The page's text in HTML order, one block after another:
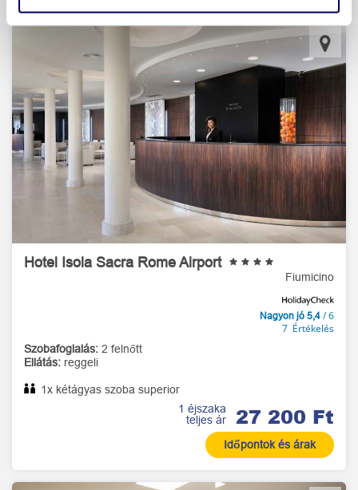
Hotel Isola Sacra Rome Airport
Fiumicino
Nagyon jó 5,4 / 6
7 Értékelés
Szobafoglalás: 2 felnőtt
Ellátás: reggeli
1x kétágyas szoba superior
1 éjszaka
teljes ár
27 200 Ft
Időpontok és árak